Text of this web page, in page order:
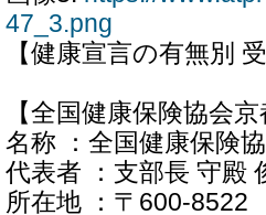
47_3.png
【健康宣言の有無別
【全国健康保険協会京
名称 ：全国健康保険
代表者 ：支部長 守殿
所在地 ：〒600-8522